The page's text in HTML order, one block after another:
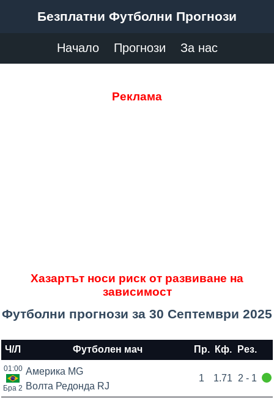
Безплатни Футболни Прогнози
Начало Прогнози За нас
Реклама
Хазартът носи риск от развиване на
зависимост
Футболни прогнози за 30 Септември 2025
Ч/Л Футболен мач Пр. Кф. Рез.
01:00
Бра 2
Америка MG
Волта Редонда RJ
1 1.71 2 - 1